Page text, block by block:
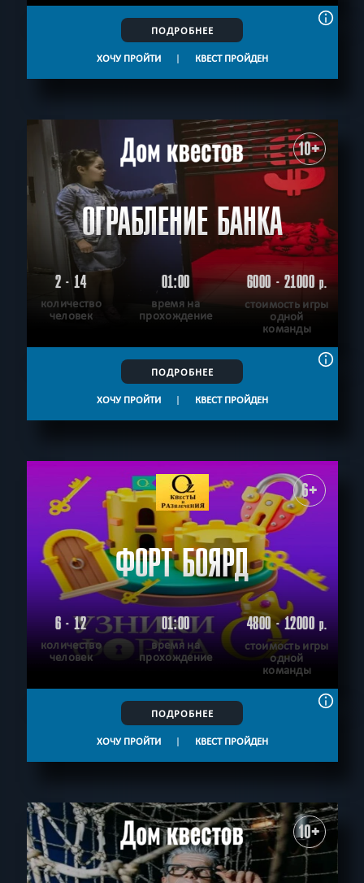
ПОДРОБНЕЕ
ХОЧУ ПРОЙТИ | КВЕСТ ПРОЙДЕН
10+
ОГРАБЛЕНИЕ БАНКА
2 - 14
количество
человек
01:00
время на
прохождение
6000 - 21000р.
стоимость игры
одной
команды
ПОДРОБНЕЕ
ХОЧУ ПРОЙТИ | КВЕСТ ПРОЙДЕН
6+
ФОРТ БОЯРД
6 - 12
количество
человек
01:00
время на
прохождение
4800 - 12000р.
стоимость игры
одной
команды
ПОДРОБНЕЕ
ХОЧУ ПРОЙТИ | КВЕСТ ПРОЙДЕН
10+